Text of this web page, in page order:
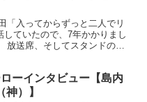
「入ってからずっと二人でリ
ていたので、7年かかりまし
送席、そしてスタンドのフ
ーインタビュー【島内
神）】